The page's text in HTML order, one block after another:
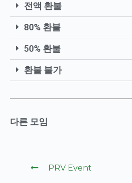
전액 환불
80% 환불
50% 환불
환불 불가
다른 모임
PRV Event